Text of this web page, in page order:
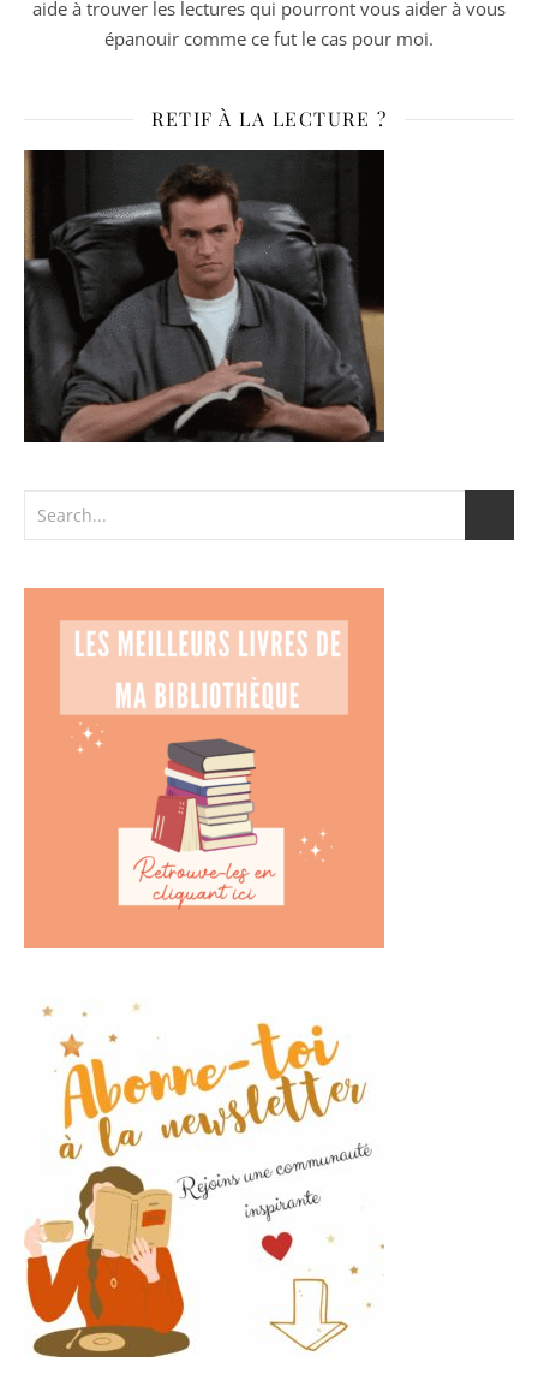
aide à trouver les lectures qui pourront vous aider à vous
épanouir comme ce fut le cas pour moi.
RETIF À LA LECTURE ?